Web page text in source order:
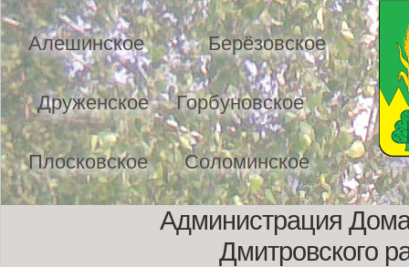
Алешинское Берёзовское
Друженское Горбуновское
Плосковское Соломинское
Администрация
Дмитровского